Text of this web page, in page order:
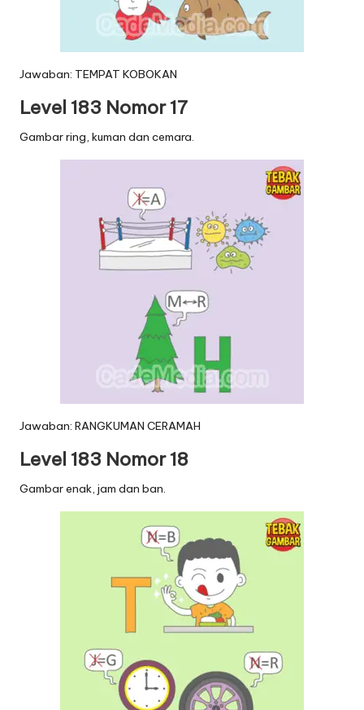
Jawaban: TEMPAT KOBOKAN
Level 183 Nomor 17
Gambar ring, kuman dan cemara.
Jawaban: RANGKUMAN CERAMAH
Level 183 Nomor 18
Gambar enak, jam dan ban.